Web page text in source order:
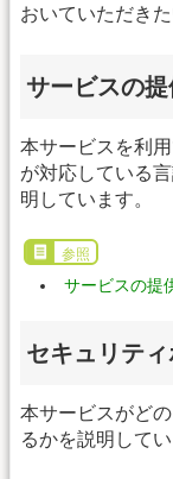
おいていただき
サービスの提
本サービスを利
が対応している
明しています。
参照
サービスの提
セキュリテ
本サービスがど
るかを説明してい